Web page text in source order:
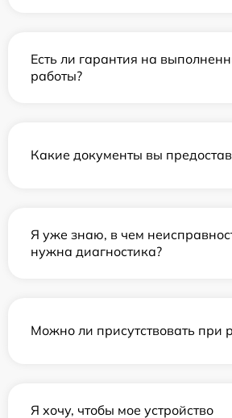
Есть ли гарантия на
работы?
Какие документы вы
Я уже знаю, в чем
нужна диагностика?
Можно ли присутствовать при
Я хочу, чтобы мое устройство